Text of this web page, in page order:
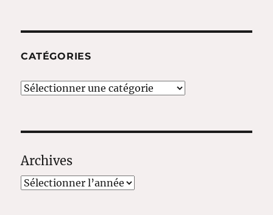
CATÉGORIES
Catégories
Archives